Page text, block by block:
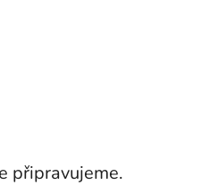
připravujeme.